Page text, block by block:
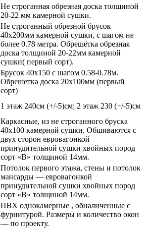
Не строганная обрезная доска толщиной
20-22 мм камерной сушки.
Не строганный обрезной брусок
40х200мм камерной сушки, с шагом не
более 0.78 метра. Обрешётка обрезная
доска толщиной 20-22мм камерной
сушки( первый сорт).
Брусок 40х150 с шагом 0.58-0.78м.
Обрешетка доска 20х100мм (первый
сорт)
1 этаж 240см (+/-5)см; 2 этаж 230 (+/-5)см
Каркасные, из не строганного бруска
40х100 камерной сушки. Обшиваются с
двух сторон евровагонкой
принудительной сушки хвойных пород
сорт «В» толщиной 14мм.
Потолок первого этажа, стены и потолок
мансарды — евровагонкой
принудительной сушки хвойных пород
сорт «В» толщиной 14мм.
ПВХ однокамерные , обналиченные с
фурнитурой. Размеры и количество окон
— по проекту.